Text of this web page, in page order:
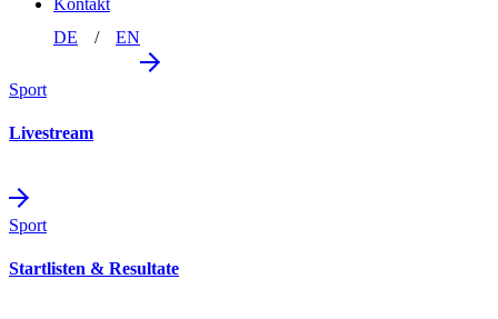
DE
EN
Sport
Livestream
Sport
Startlisten & Resultate